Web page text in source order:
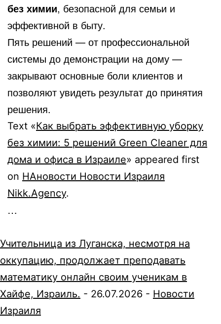
без химии, безопасной для семьи и
эффективной в быту.
Пять решений — от профессиональной
системы до демонстрации на дому —
закрывают основные боли клиентов и
позволяют увидеть результат до принятия
решения.
Text «Как выбрать эффективную уборку
без химии: 5 решений Green Cleaner для
дома и офиса в Израиле» appeared first
on НАновости Новости Израиля
Nikk.Agency.
…
Учительница из Луганска, несмотря на
оккупацию, продолжает преподавать
математику онлайн своим ученикам в
Хайфе, Израиль. - 26.07.2026 - Новости
Израиля